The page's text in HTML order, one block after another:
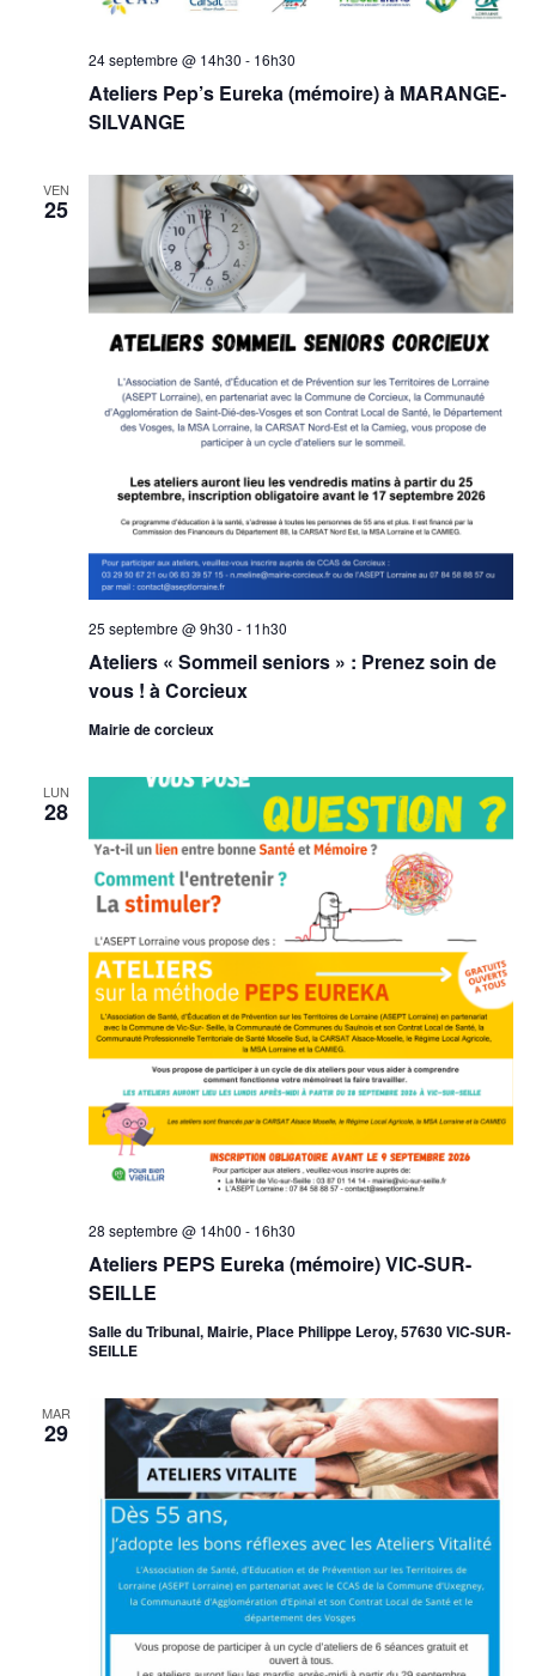
Ateliers Pep’s Eureka (mémoire) à MARANGE-
SILVANGE
24 septembre @ 14h30 - 16h30
VEN
25
Ateliers « Sommeil seniors » : Prenez soin de
vous ! à Corcieux
25 septembre @ 9h30 - 11h30
Mairie de corcieux
LUN
28
Ateliers PEPS Eureka (mémoire) VIC-SUR-
SEILLE
28 septembre @ 14h00 - 16h30
Salle du Tribunal, Mairie, Place Philippe Leroy, 57630 VIC-SUR-
SEILLE
MAR
29